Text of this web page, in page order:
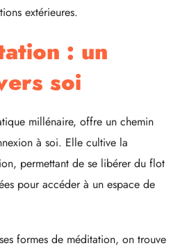
extérieures.
: un
soi
millénaire, offre un chemin
à soi. Elle cultive la
permettant de se libérer du flot
pour accéder à un espace de
formes de méditation, on trouve